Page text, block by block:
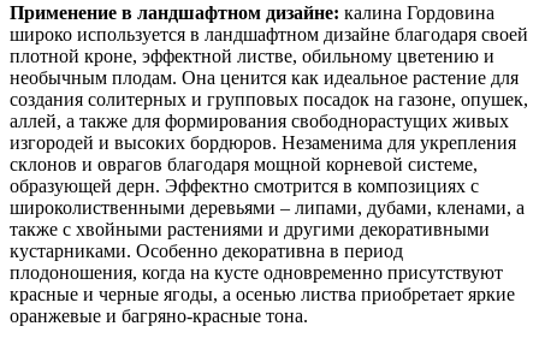
Применение в ландшафтном дизайне: калина Гордовина
широко используется в ландшафтном дизайне благодаря своей
плотной кроне, эффектной листве, обильному цветению и
необычным плодам. Она ценится как идеальное растение для
создания солитерных и групповых посадок на газоне, опушек,
аллей, а также для формирования свободнорастущих живых
изгородей и высоких бордюров. Незаменима для укрепления
склонов и оврагов благодаря мощной корневой системе,
образующей дерн. Эффектно смотрится в композициях с
широколиственными деревьями – липами, дубами, кленами, а
также с хвойными растениями и другими декоративными
кустарниками. Особенно декоративна в период
плодоношения, когда на кусте одновременно присутствуют
красные и черные ягоды, а осенью листва приобретает яркие
оранжевые и багряно-красные тона.